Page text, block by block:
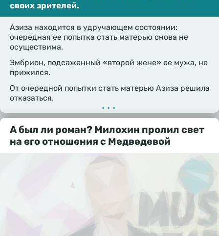
своих зрителей.
Азиза находится в удручающем состоянии:
очередная ее попытка стать матерью снова не
осуществима.
Эмбрион, подсаженный «второй жене» ее мужа, не
прижился.
От очередной попытки стать матерью Азиза решила
отказаться.
•••
А был ли роман? Милохин пролил свет
на его отношения с Медведевой